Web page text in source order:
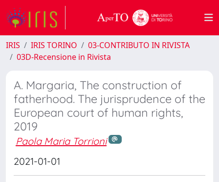
IRIS IRIS TORINO
03-CONTRIBUTO IN RIVISTA
03D-Recensione in Rivista
A. Margaria, The construction of
fatherhood. The jurisprudence of the
European court of human rights,
2019
Paola Maria Torrioni
2021-01-01